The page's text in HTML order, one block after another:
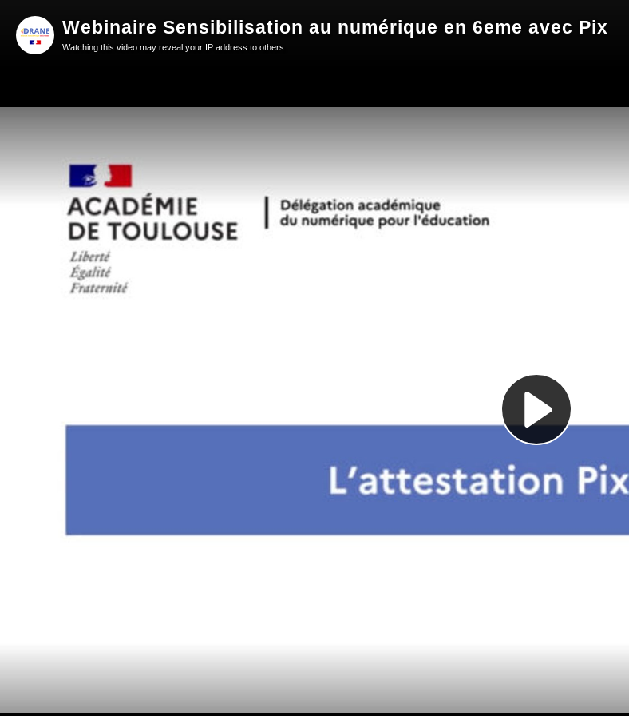
Play
Video
Webinaire Sensibilisation au numérique en 6eme avec Pix
Watching this video may reveal your IP address to others.